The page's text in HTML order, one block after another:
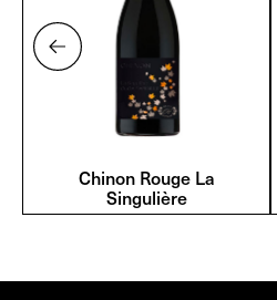
Chinon Rouge La
Singulière